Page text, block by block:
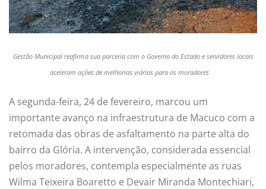
Gestão Municipal reafirma sua parceria com o Governo do Estado e servidores locais
aceleram ações de melhorias viárias para os moradores
A segunda-feira, 24 de fevereiro, marcou um
importante avanço na infraestrutura de Macuco com a
retomada das obras de asfaltamento na parte alta do
bairro da Glória. A intervenção, considerada essencial
pelos moradores, contempla especialmente as ruas
Wilma Teixeira Boaretto e Devair Miranda Montechiari,